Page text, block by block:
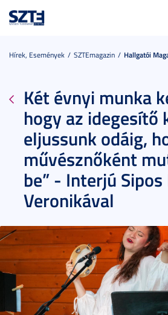
Hírek, Események SZTEmagazin Hallgatói
Két évnyi munka
hogy az idegesítő
eljussunk odáig,
művésznőként
be” - Interjú
Veronikával